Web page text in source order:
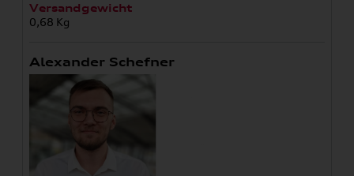
Versandgewicht
0,68 Kg
Alexander Schefner